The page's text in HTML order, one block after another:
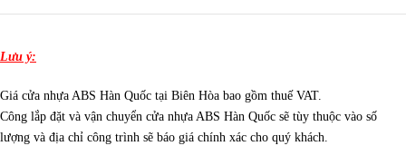
Lưu ý:
Giá cửa nhựa ABS Hàn Quốc tại Biên Hòa bao gồm thuế VAT.
Công lắp đặt và vận chuyển cửa nhựa ABS Hàn Quốc sẽ tùy thuộc vào số
lượng và địa chỉ công trình sẽ báo giá chính xác cho quý khách.